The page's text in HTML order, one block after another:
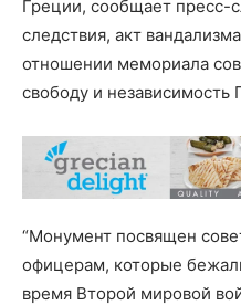
Греции, сообщает
следствия, акт
отношении мемориала
свободу и независимость
“Монумент посвящен
офицерам, которые
время Второй мировой